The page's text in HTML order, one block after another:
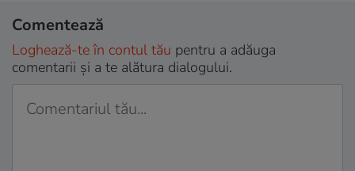
Comentează
Loghează-te în contul tău pentru a adăuga
comentarii și a te alătura dialogului.